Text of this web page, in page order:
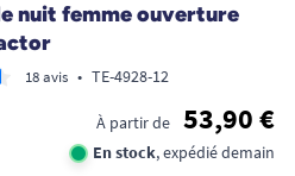
nuit femme ouverture
18 avis • TE-4928-12
À partir de 53,90 €
En stock, expédié demain